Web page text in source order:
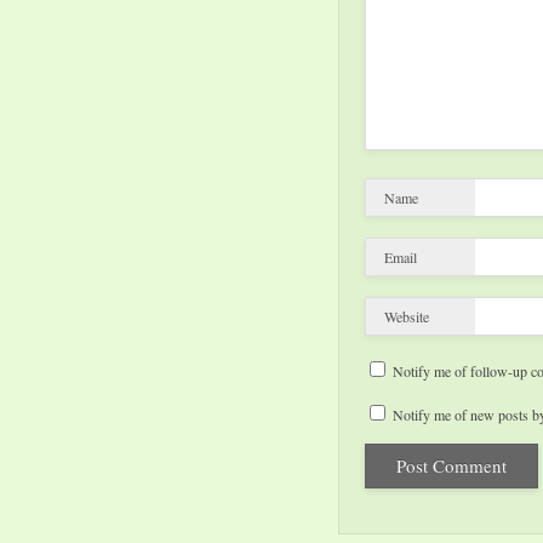
Name
Email
Website
Notify me of follow-up
Notify me of new posts